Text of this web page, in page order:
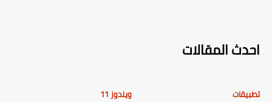
احدث المقالات
تطبيقات ويندوز 11